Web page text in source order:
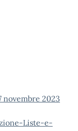
novembre 2023
Liste-e-